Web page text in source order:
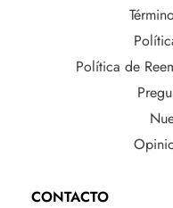
Política de
CONTACTO